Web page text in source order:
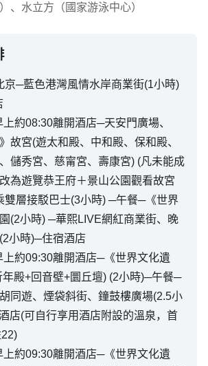
、 水立方（國家游泳中心）
京─藍色港灣風情水岸商業街(1小時)
約08:30離開酒店─天安門廣場、
故宮(遊太和殿、中和殿、保和殿、
儲秀宮、慈甯宮、壽康宮) (凡未能成
為遊覽恭王府＋景山公園觀看故宮
雙層接駁巴士(3小時) ─午餐─《世界
(2小時) ─華熙LIVE網紅商業街、晚
小時)─住宿酒店
約09:30離開酒店─《世界文化遺
年殿+回音壁+圜丘壇) (2小時)─午餐─
同遊、煙袋斜街、鐘鼓樓廣場(2.5小
店(可自行享用酒店附設的溫泉，首
約09:30離開酒店─《世界文化遺